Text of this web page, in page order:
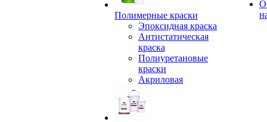
Полимерные краски
Эпоксидная краска
Антистатическая
краска
Полиуретановые
краски
Акриловая